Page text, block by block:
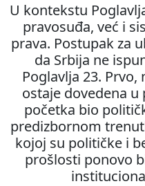
U kontekstu
pravosuđa, već i
prava. Postupak za
da Srbija ne
Poglavlja 23.
ostaje dovedena u
početka bio
predizbornom
kojoj su političke i
prošlosti ponovo